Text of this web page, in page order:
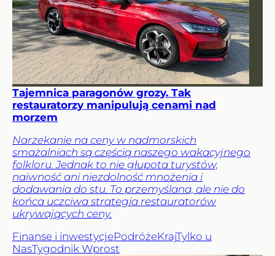
Tajemnica paragonów grozy. Tak
restauratorzy manipulują cenami nad
morzem
Narzekanie na ceny w nadmorskich
smażalniach są częścią naszego wakacyjnego
folkloru. Jednak to nie głupota turystów,
naiwność ani niezdolność mnożenia i
dodawania do stu. To przemyślana, ale nie do
końca uczciwa strategia restauratorów
ukrywających ceny.
Finanse i inwestycjePodróżeKrajTylko u
NasTygodnik Wprost